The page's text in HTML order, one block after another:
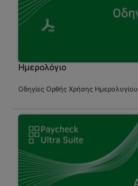
Ημερολόγιο
Οδηγίες Ορθής Χρήσης Ημερολογίου